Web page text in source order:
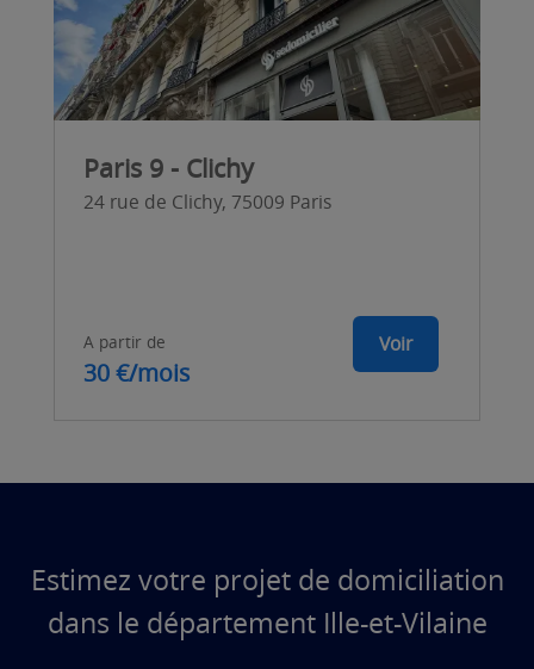
Paris 9 - Clichy
24 rue de Clichy, 75009 Paris
A partir de
30 €/mois
Voir
Estimez votre projet de domiciliation
dans le département Ille-et-Vilaine